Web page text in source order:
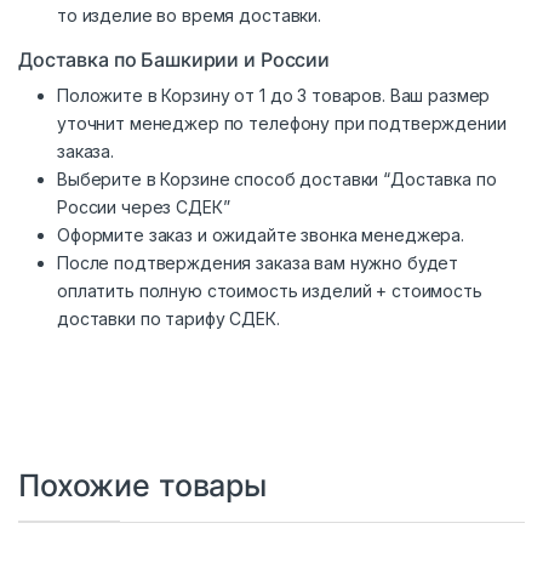
то изделие во время доставки.
Доставка по Башкирии и России
Положите в Корзину от 1 до 3 товаров. Ваш размер
уточнит менеджер по телефону при подтверждении
заказа.
Выберите в Корзине способ доставки “Доставка по
России через СДЕК”
Оформите заказ и ожидайте звонка менеджера.
После подтверждения заказа вам нужно будет
оплатить полную стоимость изделий + стоимость
доставки по тарифу СДЕК.
Похожие товары